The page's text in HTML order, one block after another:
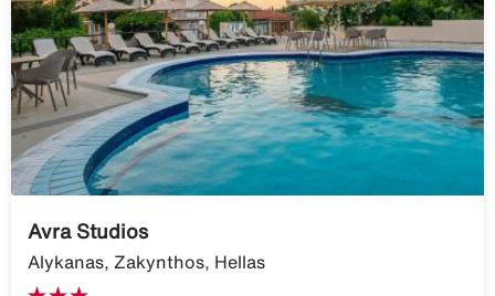
Avra Studios
Alykanas, Zakynthos, Hellas